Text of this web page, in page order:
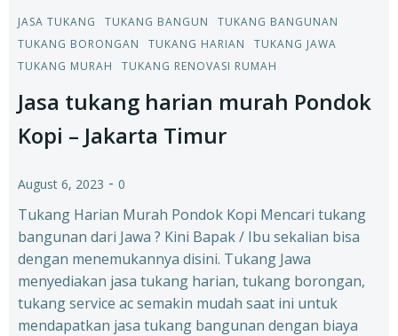
JASA TUKANG TUKANG BANGUN
TUKANG BANGUNAN
TUKANG BORONGAN
TUKANG HARIAN
TUKANG JAWA
TUKANG MURAH
TUKANG RENOVASI RUMAH
Jasa tukang harian murah Pondok
Kopi – Jakarta Timur
August 6, 2023 - 0
Tukang Harian Murah Pondok Kopi Mencari tukang
bangunan dari Jawa ? Kini Bapak / Ibu sekalian bisa
dengan menemukannya disini. Tukang Jawa
menyediakan jasa tukang harian, tukang borongan,
tukang service ac semakin mudah saat ini untuk
mendapatkan jasa tukang bangunan dengan biaya